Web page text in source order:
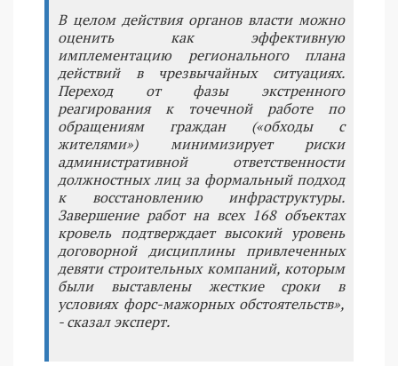
В целом действия органов власти можно
оценить как эффективную
имплементацию регионального плана
действий в чрезвычайных ситуациях.
Переход от фазы экстренного
реагирования к точечной работе по
обращениям граждан («обходы с
жителями») минимизирует риски
административной ответственности
должностных лиц за формальный подход
к восстановлению инфраструктуры.
Завершение работ на всех 168 объектах
кровель подтверждает высокий уровень
договорной дисциплины привлеченных
девяти строительных компаний, которым
были выставлены жесткие сроки в
условиях форс-мажорных обстоятельств»,
- сказал эксперт.